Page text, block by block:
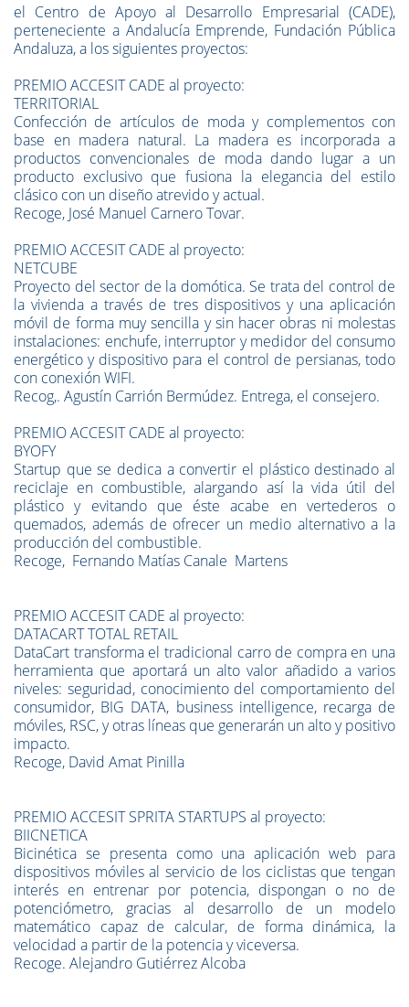
el Centro de Apoyo al Desarrollo Empresarial (CADE),
perteneciente a Andalucía Emprende, Fundación Pública
Andaluza, a los siguientes proyectos:
PREMIO ACCESIT CADE al proyecto:
TERRITORIAL
Confección de artículos de moda y complementos con
base en madera natural. La madera es incorporada a
productos convencionales de moda dando lugar a un
producto exclusivo que fusiona la elegancia del estilo
clásico con un diseño atrevido y actual.
Recoge, José Manuel Carnero Tovar.
PREMIO ACCESIT CADE al proyecto:
NETCUBE
Proyecto del sector de la domótica. Se trata del control de
la vivienda a través de tres dispositivos y una aplicación
móvil de forma muy sencilla y sin hacer obras ni molestas
instalaciones: enchufe, interruptor y medidor del consumo
energético y dispositivo para el control de persianas, todo
con conexión WIFI.
Recog,. Agustín Carrión Bermúdez. Entrega, el consejero.
PREMIO ACCESIT CADE al proyecto:
BYOFY
Startup que se dedica a convertir el plástico destinado al
reciclaje en combustible, alargando así la vida útil del
plástico y evitando que éste acabe en vertederos o
quemados, además de ofrecer un medio alternativo a la
producción del combustible.
Recoge, Fernando Matías Canale Martens
PREMIO ACCESIT CADE al proyecto:
DATACART TOTAL RETAIL
DataCart transforma el tradicional carro de compra en una
herramienta que aportará un alto valor añadido a varios
niveles: seguridad, conocimiento del comportamiento del
consumidor, BIG DATA, business intelligence, recarga de
móviles, RSC, y otras líneas que generarán un alto y positivo
impacto.
Recoge, David Amat Pinilla
PREMIO ACCESIT SPRITA STARTUPS al proyecto:
BIICNETICA
Bicinética se presenta como una aplicación web para
dispositivos móviles al servicio de los ciclistas que tengan
interés en entrenar por potencia, dispongan o no de
potenciómetro, gracias al desarrollo de un modelo
matemático capaz de calcular, de forma dinámica, la
velocidad a partir de la potencia y viceversa.
Recoge. Alejandro Gutiérrez Alcoba